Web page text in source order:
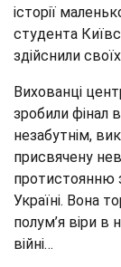
історії
студента
здійснили
Вихованці
зробили фінал
незабутнім,
присвячену
протистоянню
Україні. Вона
полум’я віри в
війні…